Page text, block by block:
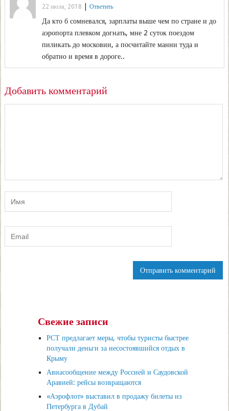
22 июля, 2018 Ответить
Да кто б сомневался, зарплаты выше чем по стране и до
аэропорта плевком догнать, мне 2 суток поездом
пиликать до московии, а посчитайте манни туда и
обратно и время в дороге..
Добавить комментарий
Свежие записи
РСТ предлагает меры, чтобы туристы быстрее
получали деньги за несостоявшийся отдых в
Крыму
Авиасообщение между Россией и Саудовской
Аравией: рейсы возвращаются
«Аэрофлот» выставил в продажу билеты из
Петербурга в Дубай